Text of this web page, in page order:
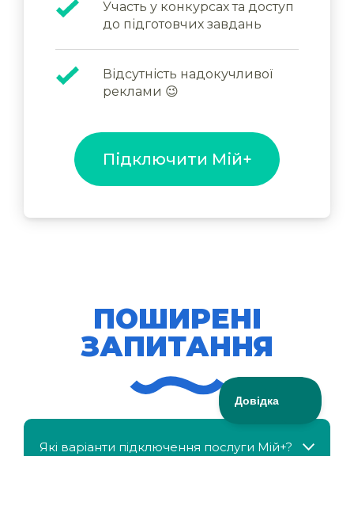
Участь у конкурсах та доступ
до підготовчих завдань
Відсутність надокучливої
реклами 😉
Підключити Мій+
ПОШИРЕНІ
ЗАПИТАННЯ
Які варіанти підключення послуги Мій+?